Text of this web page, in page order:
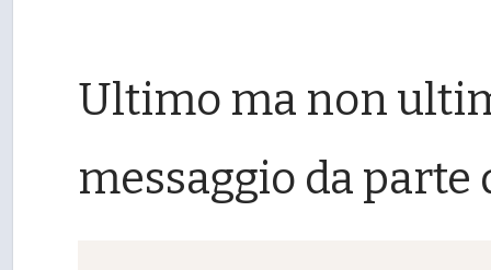
Ultimo ma non
messaggio da